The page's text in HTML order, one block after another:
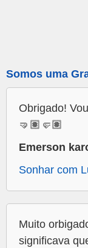
Somos uma
Obrigado!
🤜🏽🤛🏽
Emerson
Sonhar com
Muito
significava